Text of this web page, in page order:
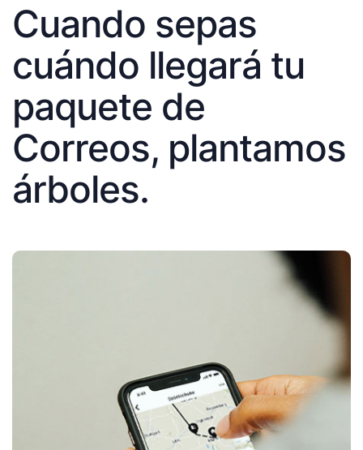
Cuando sepas
cuándo llegará tu
paquete de
Correos, plantamos
árboles.